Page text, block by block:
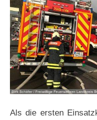
Als die ersten